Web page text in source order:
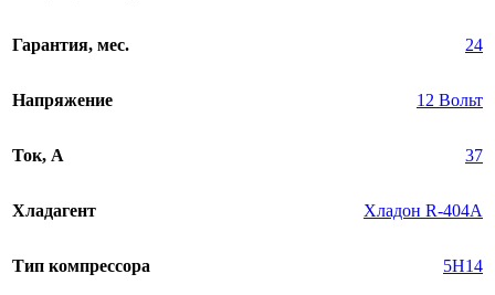
Гарантия, мес. 24
Напряжение 12 Вольт
Ток, А 37
Хладагент Хладон R-404A
Тип компрессора 5H14